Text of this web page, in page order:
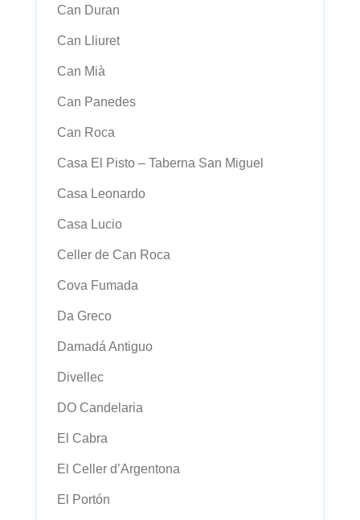
Can Duran
Can Lliuret
Can Mià
Can Panedes
Can Roca
Casa El Pisto – Taberna San Miguel
Casa Leonardo
Casa Lucio
Celler de Can Roca
Cova Fumada
Da Greco
Damadá Antiguo
Divellec
DO Candelaria
El Cabra
El Celler d’Argentona
El Portón